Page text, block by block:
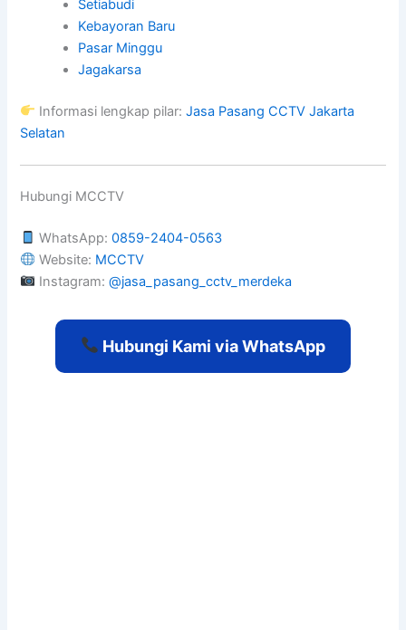
Setiabudi
Kebayoran Baru
Pasar Minggu
Jagakarsa
Informasi lengkap pilar:Jasa Pasang CCTV Jakarta
Selatan
Hubungi MCCTV
WhatsApp:0859-2404-0563
Website: MCCTV
Instagram:@jasa_pasang_cctv_merdeka
Hubungi Kami via WhatsApp